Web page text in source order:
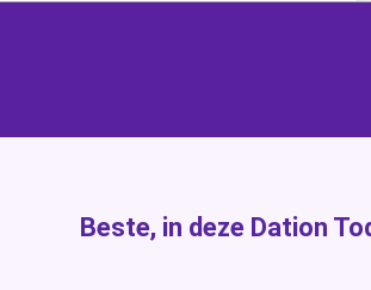
Beste, in deze Dation